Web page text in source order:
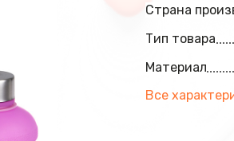
Страна
Тип товара
Материал
Все